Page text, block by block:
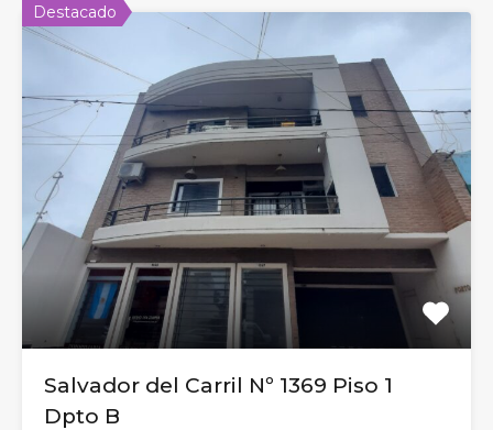
Destacado
Salvador del Carril Nº 1369 Piso 1
Dpto B